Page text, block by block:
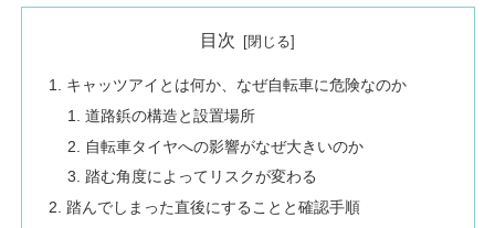
目次
キャッツアイとは何か、なぜ自転車に危険なのか
道路鋲の構造と設置場所
自転車タイヤへの影響がなぜ大きいのか
踏む角度によってリスクが変わる
踏んでしまった直後にすることと確認手順